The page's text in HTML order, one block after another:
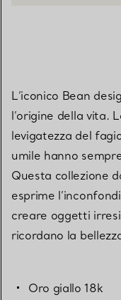
L’iconico Bean
l’origine della vita.
levigatezza del
umile hanno
Questa collezione
esprime
creare oggetti
ricordano la
Oro giallo 18k